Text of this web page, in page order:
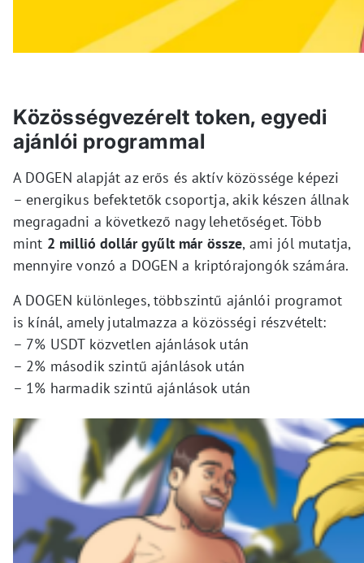
Közösségvezérelt token, egyedi
ajánlói programmal
A DOGEN alapját az erős és aktív közössége képezi
– energikus befektetők csoportja, akik készen állnak
megragadni a következő nagy lehetőséget. Több
mint 2 millió dollár gyűlt már össze, ami jól mutatja,
mennyire vonzó a DOGEN a kriptórajongók számára.
A DOGEN különleges, többszintű ajánlói programot
is kínál, amely jutalmazza a közösségi részvételt:
– 7% USDT közvetlen ajánlások után
– 2% második szintű ajánlások után
– 1% harmadik szintű ajánlások után